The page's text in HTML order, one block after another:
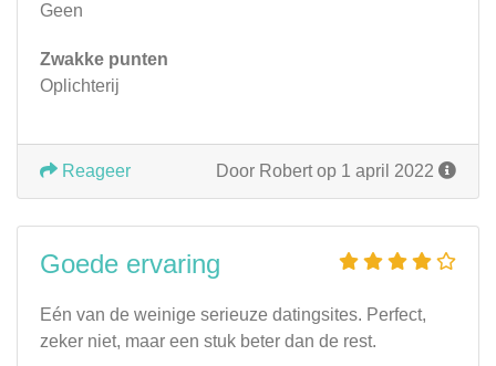
Geen
Zwakke punten
Oplichterij
Door Robert op 1 april 2022
Reageer
Goede ervaring
Eén van de weinige serieuze datingsites. Perfect,
zeker niet, maar een stuk beter dan de rest.